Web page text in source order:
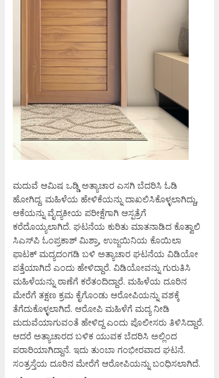
ಮದುವೆ ಆಮಿಷ ಒಡ್ಡಿ ಅತ್ಯಾಚಾರ ಎಸಗಿ ಬೆದರಿಸಿ ಓಡಿ
ಹೋಗಿದ್ದ. ಮಹಿಳೆಯ ಹೇಳಿಕೆಯನ್ನು ದಾಖಲಿಸಿಕೊಳ್ಳಲಾಗಿದ್ದು,
ಆಕೆಯನ್ನು ವೈದ್ಯಕೀಯ ಪರೀಕ್ಷೆಗಾಗಿ ಆಸ್ಪತ್ರೆಗೆ
ಕರೆದೊಯ್ಯಲಾಗಿದೆ. ಘಟನೆಯ ಕುರಿತು ಮಾತನಾಡಿದ ಕೊತ್ವಾಲಿ
ಸಿಎಸ್‌ಪಿ ಓಂಪ್ರಕಾಶ್ ಮಿಶ್ರಾ, ಉಜ್ಜಯಿನಿಯ ಕೊಯಿಲಾ
ಫಾಟಕ್ ಮದ್ಯದಂಗಡಿ ಬಳಿ ಅತ್ಯಾಚಾರ ಘಟನೆಯ ವಿಡಿಯೋ
ಪತ್ತೆಯಾಗಿದೆ ಎಂದು ಹೇಳಿದ್ದಾರೆ. ವಿಡಿಯೋವನ್ನು ಗುರುತಿಸಿ
ಮಹಿಳೆಯನ್ನು ಠಾಣೆಗೆ ಕರೆತಂದಿದ್ದಾರೆ. ಮಹಿಳೆಯ ದೂರಿನ
ಮೇರೆಗೆ ತಕ್ಷಣ ಕ್ರಮ ಕೈಗೊಂಡು ಆರೋಪಿಯನ್ನು ವಶಕ್ಕೆ
ತೆಗೆದುಕೊಳ್ಳಲಾಗಿದೆ. ಆರೋಪಿ ಮಹಿಳೆಗೆ ಮದ್ಯ ನೀಡಿ
ಮದುವೆಯಾಗುವಂತೆ ಹೇಳಿದ್ದ ಎಂದು ಪೊಲೀಸರು ತಿಳಿಸಿದ್ದಾರೆ.
ಆದರೆ ಅತ್ಯಾಚಾರದ ಬಳಿಕ ಯುವಕ ಬೆದರಿಸಿ ಅಲ್ಲಿಂದ
ಪರಾರಿಯಾಗಿದ್ದಾನೆ. ಇದು ತುಂಬಾ ಗಂಭೀರವಾದ ಘಟನೆ.
ಸಂತ್ರಸ್ತೆಯ ದೂರಿನ ಮೇರೆಗೆ ಆರೋಪಿಯನ್ನು ಬಂಧಿಸಲಾಗಿದೆ.